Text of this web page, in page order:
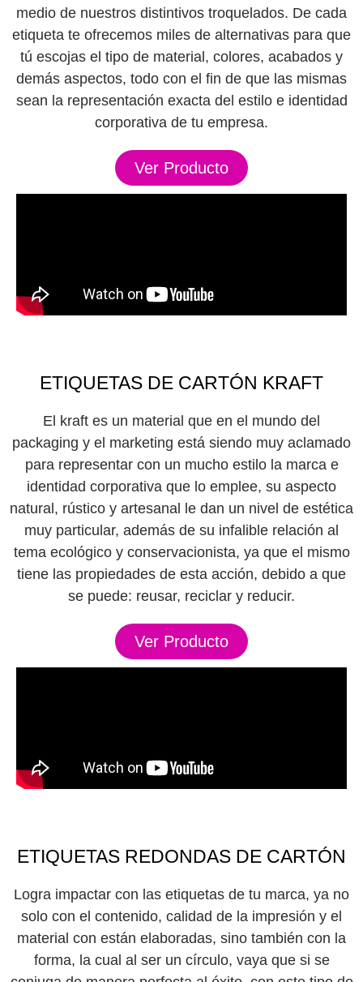
medio de nuestros distintivos troquelados. De cada
etiqueta te ofrecemos miles de alternativas para que
tú escojas el tipo de material, colores, acabados y
demás aspectos, todo con el fin de que las mismas
sean la representación exacta del estilo e identidad
corporativa de tu empresa.
Ver Producto
ETIQUETAS DE CARTÓN KRAFT
El kraft es un material que en el mundo del
packaging y el marketing está siendo muy aclamado
para representar con un mucho estilo la marca e
identidad corporativa que lo emplee, su aspecto
natural, rústico y artesanal le dan un nivel de estética
muy particular, además de su infalible relación al
tema ecológico y conservacionista, ya que el mismo
tiene las propiedades de esta acción, debido a que
se puede: reusar, reciclar y reducir.
Ver Producto
ETIQUETAS REDONDAS DE CARTÓN
Logra impactar con las etiquetas de tu marca, ya no
solo con el contenido, calidad de la impresión y el
material con están elaboradas, sino también con la
forma, la cual al ser un círculo, vaya que si se